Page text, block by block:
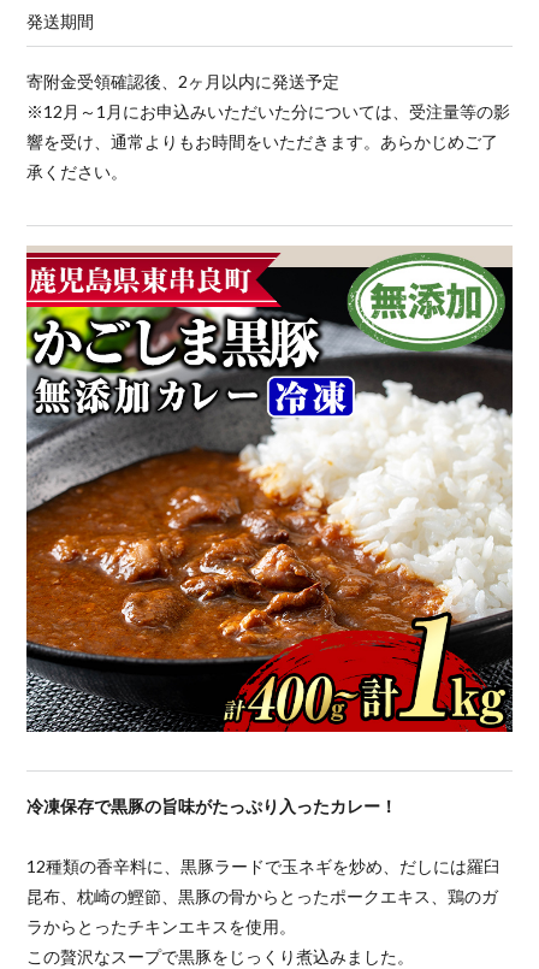
発送期間
寄附金受領確認後、2ヶ月以内に発送予定
※12月～1月にお申込みいただいた分については、受注量等の影
響を受け、通常よりもお時間をいただきます。あらかじめご了
承ください。
冷凍保存で黒豚の旨味がたっぷり入ったカレー！
12種類の香辛料に、黒豚ラードで玉ネギを炒め、だしには羅臼
昆布、枕崎の鰹節、黒豚の骨からとったポークエキス、鶏のガ
ラからとったチキンエキスを使用。
この贅沢なスープで黒豚をじっくり煮込みました。